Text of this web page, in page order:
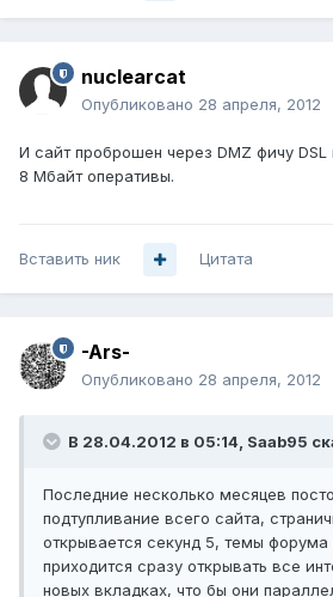
nuclearcat
Опубликовано 28 апреля, 2012
И сайт проброшен через DMZ фичу
8 Мбайт оперативы.
Вставить ник Цитата
-Ars-
Опубликовано 28 апреля, 2012
В 28.04.2012 в 05:14, Saab95
Последние несколько месяцев
подтупливание всего сайта,
открывается секунд 5, темы форума
приходится сразу открывать все
новых вкладках, что бы они